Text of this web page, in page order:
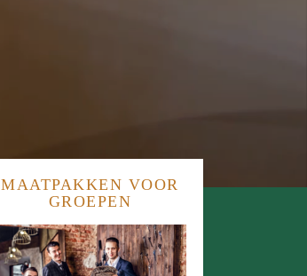
MAATPAKKEN VOOR
GROEPEN